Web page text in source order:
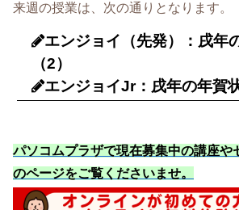
来週の授業は、次の通りとなります。
エンジョイ（先発）：戌年
（2）
エンジョイJr：戌年の年賀
パソコムプラザで現在募集中の講座や
のページをご覧くださいませ。